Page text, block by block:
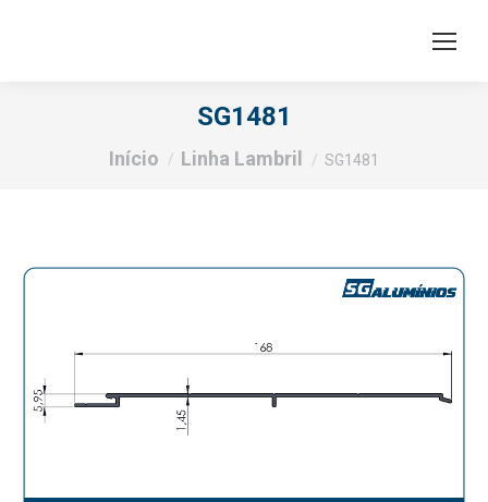
SG1481
Você está aqui:
Início Linha Lambril SG1481